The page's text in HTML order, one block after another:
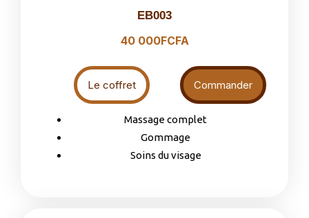
EB003
40 000FCFA
Le coffret Commander
Massage complet
Gommage
Soins du visage